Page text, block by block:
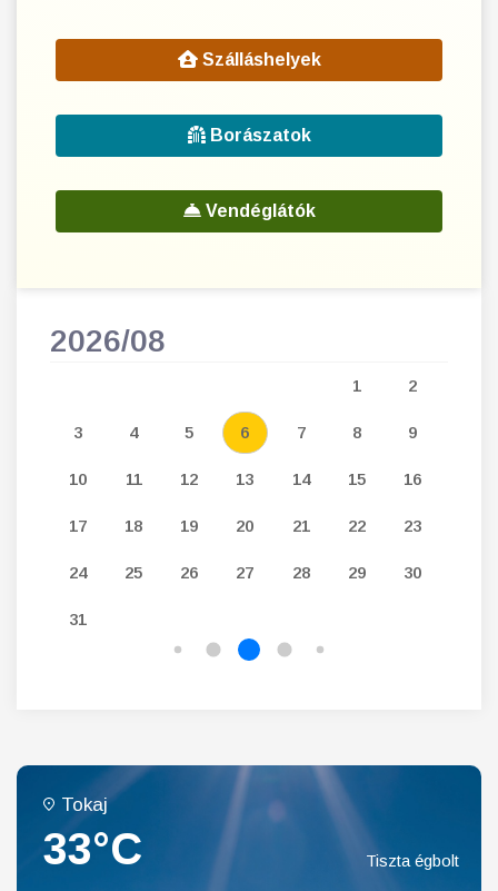
Szálláshelyek
Borászatok
Vendéglátók
2026/08
1 2
3 4 5 6 7 8 9
10 11 12 13 14 15 16
17 18 19 20 21 22 23
24 25 26 27 28 29 30
31
Tokaj
33°C Tiszta égbolt